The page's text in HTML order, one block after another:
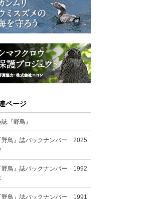
ページ
『野鳥』
野鳥』誌バックナンバー 2025
野鳥』誌バックナンバー 1992
野鳥』誌バックナンバー 1991